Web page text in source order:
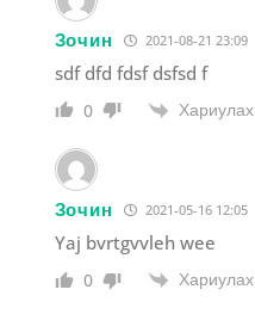
Зочин 2021-08-21 23:09
sdf dfd fdsf dsfsd f
0 Хариулах
Зочин 2021-05-16 12:05
Yaj bvrtgvvleh wee
0 Хариулах